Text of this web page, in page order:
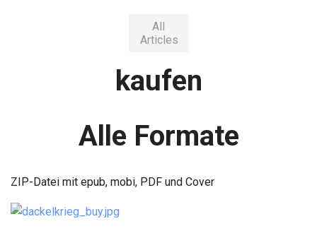
All
Articles
kaufen
Alle Formate
ZIP-Datei mit epub, mobi, PDF und Cover